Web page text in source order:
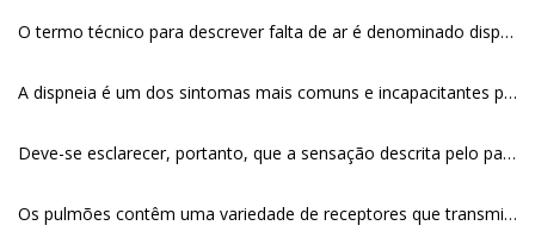
O termo técnico para descrever falta de ar é denominado dispneia. As definições usadas com mais frequência para descrever a dispneia são: dificuldade de respirar, respiração desconfortável e respiração desagradável, sendo todos estes conceitos de natureza subjetiva.
A dispneia é um dos sintomas mais comuns e incapacitantes para pacientes com doenças crônicas do pulmão, do coração, da parede torácica, neuromusculares, renais, endócrinas, reumatológicas, hematológicas, metabólicas ou psicogênicas.
Deve-se esclarecer, portanto, que a sensação descrita pelo paciente corresponde realmente à dificuldade respiratória e não à fadiga ou debilidade geral, que podem ou não estar relacionadas à idade.
Os pulmões contêm uma variedade de receptores que transmitem informações para o sistema nervoso central, respondem à insuflação dos pulmões e participam do término da inspiração. Existem receptores sensíveis no epitélio das vias aéreas que respondem a uma variedade de estímulos mecânicos e químicos, mediante a broncoconstrição, além das fibras C localizadas na pare de alveolar e veias sangüíneas que respondem à congestão intersticial. As informações fornecidas pelos receptores citados são transmitidas ao sistema nervoso central (SNC) por meio de um nervo chamado vago. O sintoma de dispneia difere das outras sensações porque não há regiões especializadas no SNC específicas para identificá-la. Embora a audição, a visão, o olfato e porções somatossensoriais do córtex cerebral tenham sido mapeadas, a região do córtex cerebral que processa as informações relacionadas à dispneia permanece desconhecida. Dessa forma, ela é associada a condições em que o estímulo respiratório é aumentado, ou o sistema respiratório submetido a uma sobrecarga mecânica (de trabalho).